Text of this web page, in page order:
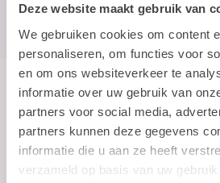
Deze website maakt gebruik van
We gebruiken cookies om content
personaliseren, om functies voor
en om ons websiteverkeer te
informatie over uw gebruik van
partners voor social media,
partners kunnen deze gegevens
informatie die u aan ze heeft
verzameld op basis van uw gebruik
Beauty Company
Nails and More
John F. Kennedylaan 21L